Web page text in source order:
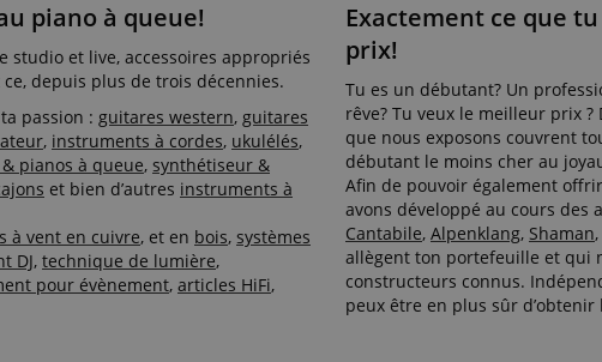
piano à queue!
studio et live, accessoires appropriés
depuis plus de trois décennies.
passion : guitares western, guitares
, instruments à cordes, ukulélés,
pianos à queue, synthétiseur &
et bien d’autres instruments à
à vent en cuivre, et en bois, systèmes
DJ, technique de lumière,
pour évènement, articles HiFi,
Exactement ce que
prix!
Tu es un débutant? Un
rêve? Tu veux le meilleur prix
que nous exposons couvrent
débutant le moins cher au
Afin de pouvoir également
avons développé au cours des
Cantabile, Alpenklang, Shaman,
allègent ton portefeuille et qui
constructeurs connus.
peux être en plus sûr
secondes
connectedAuth
Amazon
www.kirstein.de
Session
d'authentification et de
sécurité.
set
Amazon.com Inc.
www.kirstein.de
11 mois 4
semaines
Ce cookie est défini par
cookies de session sont
pour stocker des
des pages utilisateur afin
puissent facilement
sont arrêtés sur les pages
CookieScript
.kirstein.de
1 an 1
mois
Ce cookie est utilisé par
Script.com pour
consentement des
cookies. Il est nécessaire
cookies Cookie-
Politique de confidentialité de Google